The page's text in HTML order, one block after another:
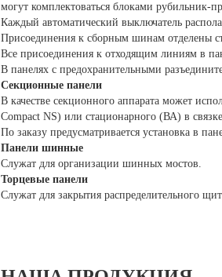
могут комплектоваться блоками рубильник-
Каждый автоматический выключатель
Присоединения к сборным шинам отделены
Все присоединения к отходящим линиям в
В панелях с предохранительными
Секционные панели
В качестве секционного аппарата может
Compact NS) или стационарного (ВА) в
По заказу предусматривается установка в
Панели шинные
Служат для организации шинных мостов.
Торцевые панели
Служат для закрытия распределительного